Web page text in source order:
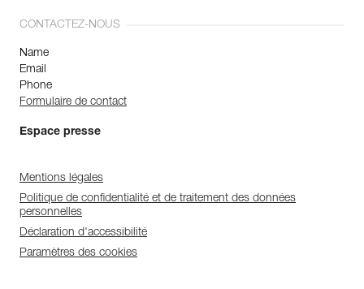
CONTACTEZ-NOUS
Name
Email
Phone
Formulaire de contact
Espace presse
Mentions légales
Politique de confidentialité et de traitement des données
personnelles
Déclaration d'accessibilité
Paramètres des cookies